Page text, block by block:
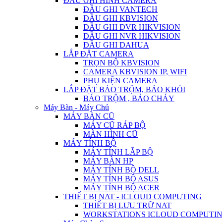
ĐẦU GHI VANTECH
ĐẦU GHI KBVISION
ĐẦU GHI DVR HIKVISION
ĐẦU GHI NVR HIKVISION
ĐẦU GHI DAHUA
LẮP ĐẶT CAMERA
TRỌN BỘ KBVISION
CAMERA KBVISION IP, WIFI
PHỤ KIỆN CAMERA
LẮP ĐẶT BÁO TRỘM, BÁO KHÓI
BÁO TRỘM , BÁO CHÁY
Máy Bàn - Máy Chủ
MÁY BÀN CŨ
MÁY CŨ RÁP BỘ
MÀN HÌNH CŨ
MÁY TÍNH BỘ
MÁY TÍNH LẮP BỘ
MÁY BÀN HP
MÁY TÍNH BỘ DELL
MÁY TÍNH BỘ ASUS
MÁY TÍNH BỘ ACER
THIẾT BỊ NAT - ICLOUD COMPUTING
THIẾT BỊ LƯU TRỮ NAT
WORKSTATIONS ICLOUD